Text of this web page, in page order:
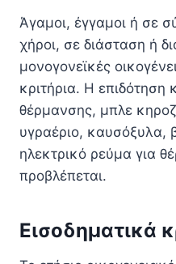
Άγαμοι, έγγαμοι ή σε
χήροι, σε διάσταση ή
μονογονεϊκές
κριτήρια. Η επιδότηση
θέρμανσης, μπλε
υγραέριο, καυσόξυλα,
ηλεκτρικό ρεύμα για
προβλέπεται.
Εισοδηματικά